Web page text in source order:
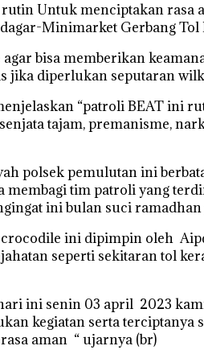
Untuk menciptakan rasa
Minimarket Gerbang
bisa memberikan
jika diperlukan seputaran
“patroli BEAT ini
tajam, premanisme,
polsek pemulutan ini
membagi tim patroli yang
ini bulan suci
ini dipimpin oleh
seperti sekitaran tol
ini senin 03 april 2023
kegiatan serta
aman “ ujarnya (br)